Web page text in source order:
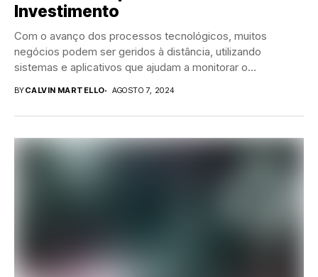
Investimento
Com o avanço dos processos tecnológicos, muitos
negócios podem ser geridos à distância, utilizando
sistemas e aplicativos que ajudam a monitorar o
BYCALVIN MARTELLO AGOSTO 7, 2024